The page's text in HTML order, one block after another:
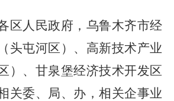
区人民政府，乌鲁木齐市经
头屯河区） 、 高新技术产业
）、甘泉堡经济技术开发区
关委、局、办，相关企事业